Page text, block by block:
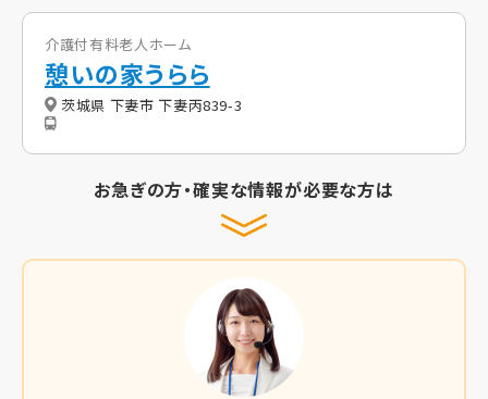
介護付有料老人ホーム
憩いの家うらら
茨城県 下妻市 下妻丙839-3
お急ぎの方・確実な情報が必要な方は